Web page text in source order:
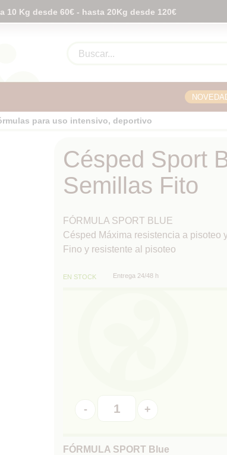
10 Kg desde 60€ - hasta 20Kg desde 120€
para uso intensivo, deportivo
Césped Sport
Semillas Fito
FÓRMULA SPORT BLUE
Césped Máxima resistencia a pisoteo
Fino y resistente al pisoteo
EN STOCK Entrega 24/48 h
- +
FÓRMULA SPORT Blue